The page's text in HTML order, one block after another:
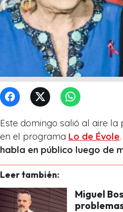
Este domingo salió al aire
en el programa Lo de Évole.
habla en público luego de
Leer también:
Miguel